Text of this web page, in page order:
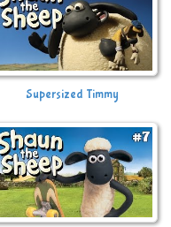
Supersized Timmy